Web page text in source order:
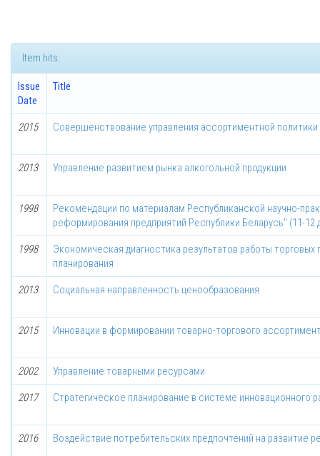
Item hits:
Issue
Date
Title
2015 Совершенствование управления ассортиментной политики
2013 Управление развитием рынка алкогольной продукции
1998
Рекомендации по материалам Республиканской научно-
реформирования предприятий Республики Беларусь" (11-12
1998
Экономическая диагностика результатов работы
планирования
2013 Социальная направленность ценообразования
2015 Инновации в формировании товарно-торгового
2002 Управление товарными ресурсами
2017 Стратегическое планирование в системе инновационного
2016 Воздействие потребительских предпочтений на развитие